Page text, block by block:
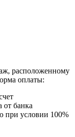
расположенному
оплаты:
от банка
при условии 100%